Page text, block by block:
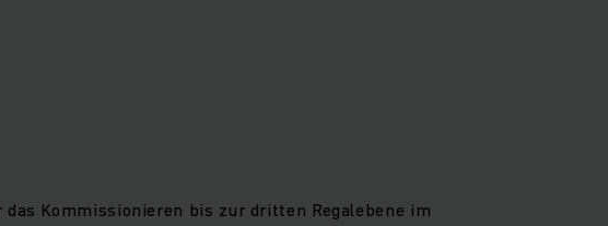
Kommissionieren bis zur dritten Regalebene im